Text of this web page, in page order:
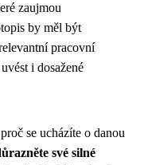
zaujmou
by měl být
pracovní
i dosažené
se ucházíte o danou
své silné